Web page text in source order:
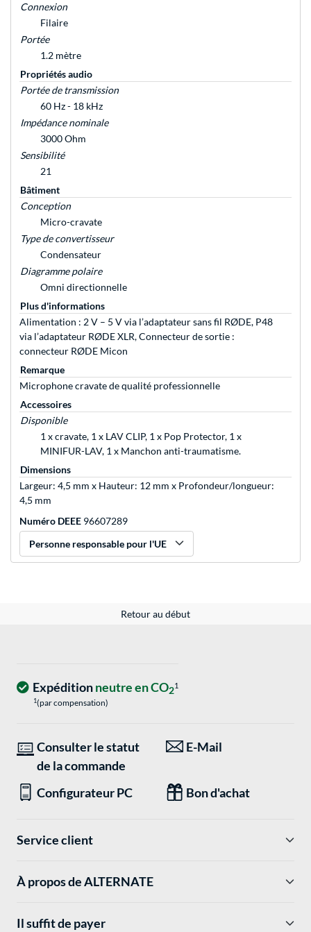
Connexion
Filaire
Portée
1.2 mètre
Propriétés audio
Portée de transmission
60 Hz - 18 kHz
Impédance nominale
3000 Ohm
Sensibilité
21
Bâtiment
Conception
Micro-cravate
Type de convertisseur
Condensateur
Diagramme polaire
Omni directionnelle
Plus d'informations
Alimentation : 2 V – 5 V via l’adaptateur sans fil RØDE, P48
via l’adaptateur RØDE XLR, Connecteur de sortie :
connecteur RØDE Micon
Remarque
Microphone cravate de qualité professionnelle
Accessoires
Disponible
1 x cravate, 1 x LAV CLIP, 1 x Pop Protector, 1 x
MINIFUR-LAV, 1 x Manchon anti-traumatisme.
Dimensions
Largeur: 4,5 mm x Hauteur: 12 mm x Profondeur/longueur:
4,5 mm
Numéro DEEE 96607289
Personne responsable pour l'UE
Retour au début
Expéditionneutre en CO21
1(par compensation)
Consulter le statut
de la commande
E-Mail
Configurateur PC Bon d'achat
Service client
À propos de ALTERNATE
Il suffit de payer